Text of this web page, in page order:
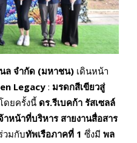
ล จำกัด (มหาชน) เดินหน้า
Legacy : มรดกสีเขียวสู่
ดยครั้งนี้ ดร.รีเบคก้า รัสเซลล์
าหน้าที่บริหาร สายงานสื่อสาร
มกับทัพเรือภาคที่ 1 ซึ่งมี พล